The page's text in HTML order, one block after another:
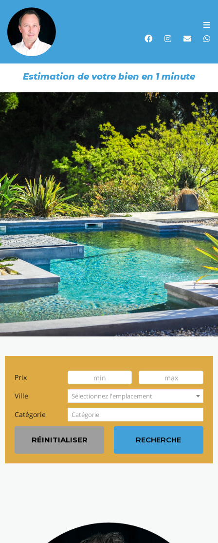
Acheter
Vendre
Louer
Biens vendus
Recherche
Estimation de votre bien en 1 minute
Prix
Ville
Sélectionnez l'emplacement
Catégorie